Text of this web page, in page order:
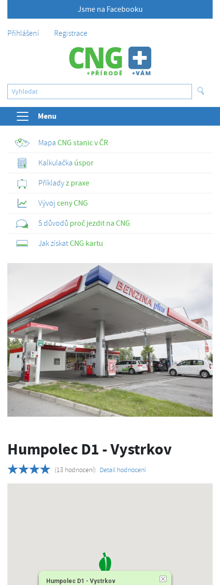
Jsme na Facebooku
Přihlášení Registrace
Menu
Mapa CNG stanic v ČR
Kalkulačka úspor
Příkladyz praxe
Vývoj ceny CNG
5 důvodů proč jezdit na CNG
Jak získatCNG kartu
Humpolec D1 - Vystrkov
(13 hodnocení) Detail hodnocení
Humpolec D1 - Vystrkov